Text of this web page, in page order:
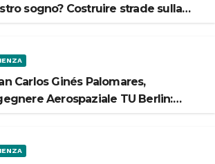
sogno? Costruire strade sulla
Carlos Ginés Palomares,
Aerospaziale TU Berlin: